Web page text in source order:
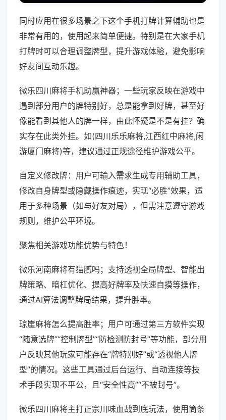
同时应用在很多场景之下这个手机打牌计算辅助也是
非常有用的，使用起来简单便捷。特别是在大家手机
打牌时可以合理调整牌型，提升游戏体验，避免影响
好友间互动乐趣。
微乐四川麻将手机助赢神器；一些玩家反映在游戏中
遇到部分用户的牌特别好，总是能拿到好牌，甚至好
像能看到其他人的牌一样，由此怀疑是不是有挂？确
实存在此类外挂。如(四川乐乐麻将,江西红中麻将,闲
游厦门麻将)等，建议通过正规途径维护游戏公平。
自定义修改牌：用户可输入需求生成专用辅助工具，
修改自身牌型或隐藏操作痕迹，实现“必胜”效果，适
用于多种场景（如与好友对局），但需注意遵守游戏
规则，维护公平环境。
聚焦相关游戏功能优势与特色！
微乐河南麻将有猫腻吗；支持透视全局牌型、智能出
牌策略、暗杠优化、提高好牌率及快速自摸等操作，
通过AI算法调整牌局结果，提升胜率。
琼崖麻将怎么提高胜率；用户可通过第三方软件实现
“随意选牌”“控制牌型”“防检测防封号”等功能，部分用
户反映其他玩家可能存在“牌特别好”或“透视他人牌
型”的情况。这些工具通过后台运行、自动连接等技
术手段实现不平公，且“安全性高”“不被封号”。
微乐四川麻将主打正宗川味血战到底玩法，使用筒条